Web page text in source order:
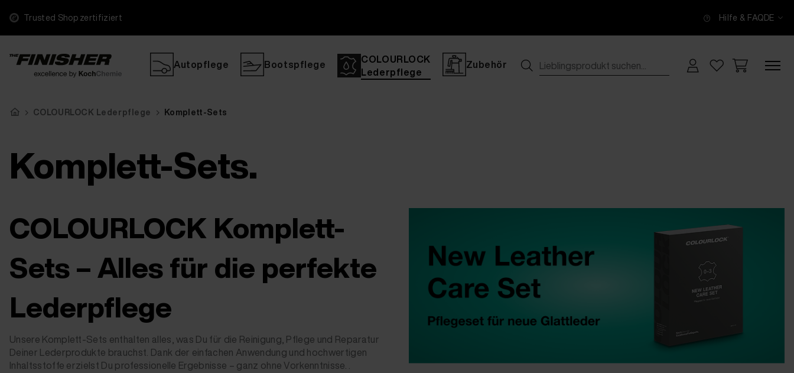
Trusted Shop zertifiziert Hilfe & FAQDE
Autopflege Bootspflege
COLOURLOCK
Lederpflege
Zubehör
COLOURLOCK Lederpflege Komplett-Sets
Komplett-Sets.
COLOURLOCK Komplett-
Sets – Alles für die perfekte
Lederpflege
Unsere Komplett-Sets enthalten alles, was Du für die Reinigung, Pflege und Reparatur
Deiner Lederprodukte brauchst. Dank der einfachen Anwendung und hochwertigen
Inhaltsstoffe erzielst Du professionelle Ergebnisse – ganz ohne Vorkenntnisse. .